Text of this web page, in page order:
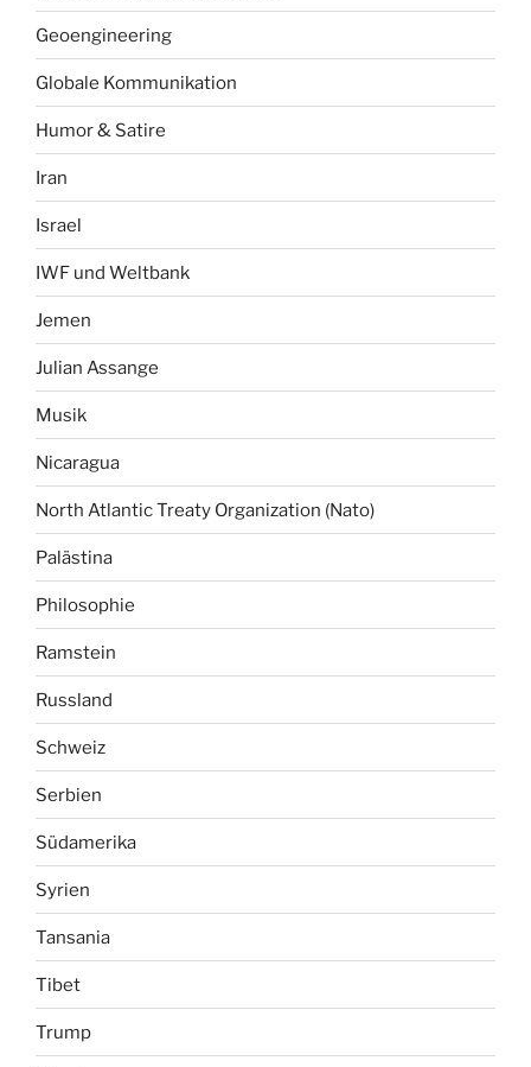
Geoengineering
Globale Kommunikation
Humor & Satire
Iran
Israel
IWF und Weltbank
Jemen
Julian Assange
Musik
Nicaragua
North Atlantic Treaty Organization (Nato)
Palästina
Philosophie
Ramstein
Russland
Schweiz
Serbien
Südamerika
Syrien
Tansania
Tibet
Trump